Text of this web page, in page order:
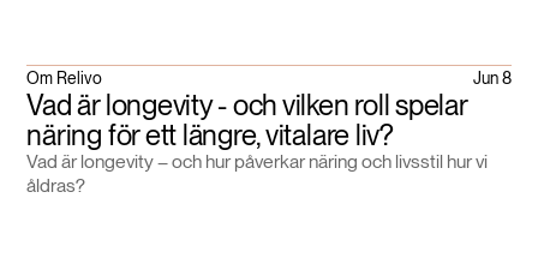
Om Relivo Jun 8
Vad är longevity - och vilken roll spelar
näring för ett längre, vitalare liv?
Vad är longevity – och hur påverkar näring och livsstil hur vi
åldras?